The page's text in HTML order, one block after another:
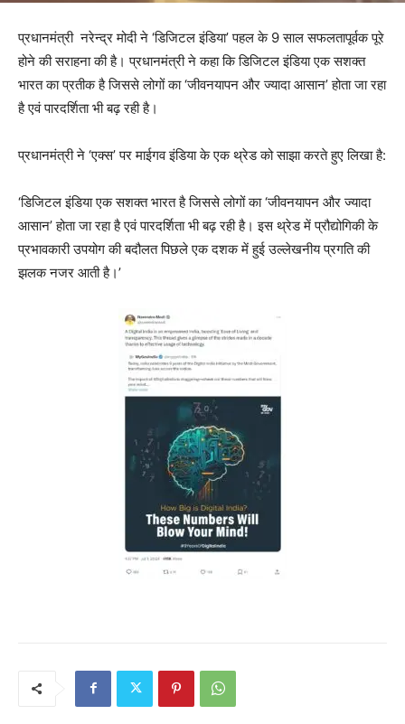
प्रधानमंत्री नरेन्द्र मोदी ने ‘डिजिटल इंडिया’ पहल के 9 साल सफलतापूर्वक पूरे
होने की सराहना की है। प्रधानमंत्री ने कहा कि डिजिटल इंडिया एक सशक्त
भारत का प्रतीक है जिससे लोगों का ‘जीवनयापन और ज्‍यादा आसान’ होता जा रहा
है एवं पारदर्शिता भी बढ़ रही है।
प्रधानमंत्री ने ‘एक्स’ पर माईगव इंडिया के एक थ्रेड को साझा करते हुए लिखा है:
‘डिजिटल इंडिया एक सशक्त भारत है जिससे लोगों का ‘जीवनयापन और ज्‍यादा
आसान’ होता जा रहा है एवं पारदर्शिता भी बढ़ रही है। इस थ्रेड में प्रौद्योगिकी के
प्रभावकारी उपयोग की बदौलत पिछले एक दशक में हुई उल्‍लेखनीय प्रगति की
झलक नजर आती है।’